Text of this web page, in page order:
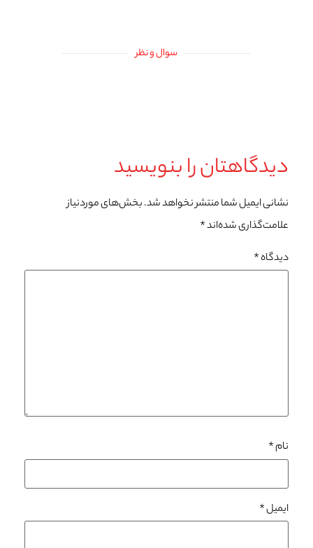
سوال و نظر
دیدگاهتان را بنویسید
نشانی ایمیل شما منتشر نخواهد شد.بخش‌های موردنیاز
علامت‌گذاری شده‌اند*
دیدگاه*
نام*
ایمیل*